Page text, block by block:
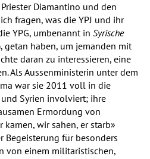
Diamantino und den
fragen, was die YPJ und ihr
YPG, umbenannt in Syrische
getan haben, um jemanden mit
daran zu interessieren, eine
Als Aussenministerin unter dem
war sie 2011 voll in die
Syrien involviert; ihre
Ermordung von
wir sahen, er starb»
Begeisterung für besonders
von einem militaristischen,